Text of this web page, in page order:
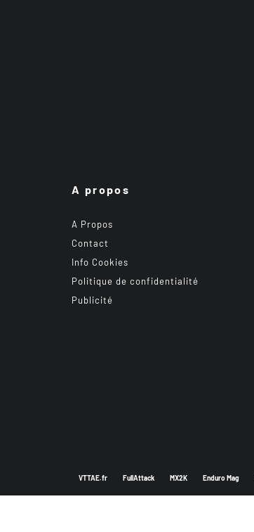
A propos
A Propos
Contact
Info Cookies
Politique de confidentialité
Publicité
VTTAE.fr FullAttack MX2K Enduro Mag